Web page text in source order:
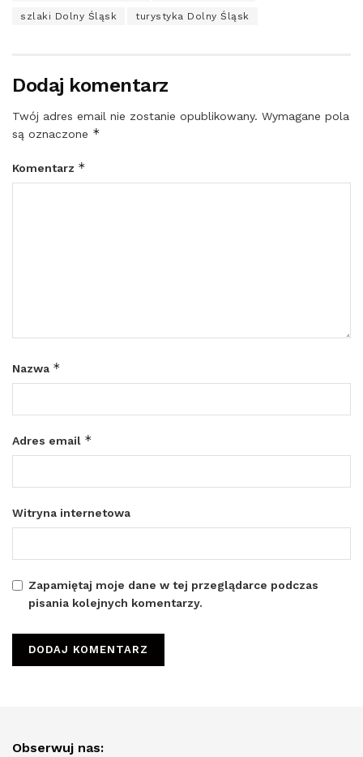
szlaki Dolny Śląsk turystyka Dolny Śląsk
Dodaj komentarz
Twój adres email nie zostanie opublikowany. Wymagane pola
są oznaczone *
Komentarz *
Nazwa *
Adres email *
Witryna internetowa
Zapamiętaj moje dane w tej przeglądarce podczas
pisania kolejnych komentarzy.
Obserwuj nas: